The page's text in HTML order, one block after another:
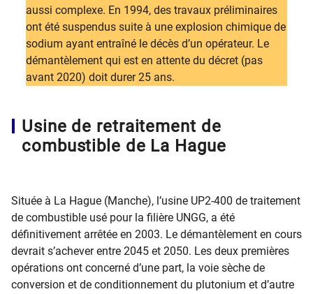
aussi complexe. En 1994, des travaux préliminaires
ont été suspendus suite à une explosion chimique de
sodium ayant entraîné le décès d’un opérateur. Le
démantèlement qui est en attente du décret (pas
avant 2020) doit durer 25 ans.
Usine de retraitement de
combustible de La Hague
Située à La Hague (Manche), l’usine UP2-400 de traitement
de combustible usé pour la filière UNGG, a été
définitivement arrêtée en 2003. Le démantèlement en cours
devrait s’achever entre 2045 et 2050. Les deux premières
opérations ont concerné d’une part, la voie sèche de
conversion et de conditionnement du plutonium et d’autre